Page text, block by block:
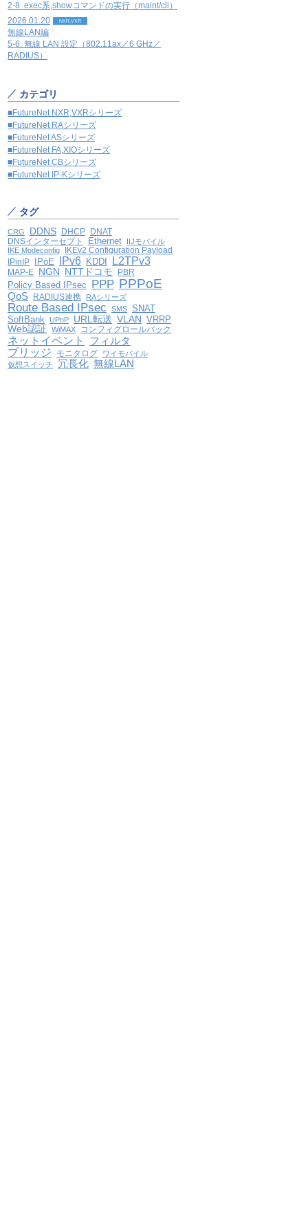
2-8. exec系,showコマンドの実行（maint/cli）
2026.01.20
NXR,VXR
無線LAN編
5-6. 無線 LAN 設定（802.11ax／6 GHz／
RADIUS）
カテゴリ
■FutureNet NXR,VXRシリーズ
■FutureNet RAシリーズ
■FutureNet ASシリーズ
■FutureNet FA,XIOシリーズ
■FutureNet CBシリーズ
■FutureNet IP-Kシリーズ
タグ
CRG DDNS DHCP DNAT
DNSインターセプト Ethernet
IIJモバイル
IKE Modeconfig
IKEv2 Configuration Payload
IPinIP
IPoE IPv6 KDDI L2TPv3
MAP-E NGN NTTドコモ PBR
Policy Based IPsec PPP PPPoE
QoS RADIUS連携 RAシリーズ
Route Based IPsec SMS SNAT
SoftBank UPnP URL転送 VLAN VRRP
Web認証
WiMAX コンフィグロールバック
ネットイベント
フィルタ
ブリッジ
モニタログ
ワイモバイル
仮想スイッチ
冗長化 無線LAN